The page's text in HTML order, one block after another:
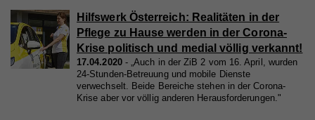
Hilfswerk Österreich: Realitäten in der
Pflege zu Hause werden in der Corona-
Krise politisch und medial völlig verkannt!
17.04.2020
„Auch in der ZiB 2 vom 16. April, wurden
24-Stunden-Betreuung und mobile Dienste
verwechselt. Beide Bereiche stehen in der Corona-
Krise aber vor völlig anderen Herausforderungen."